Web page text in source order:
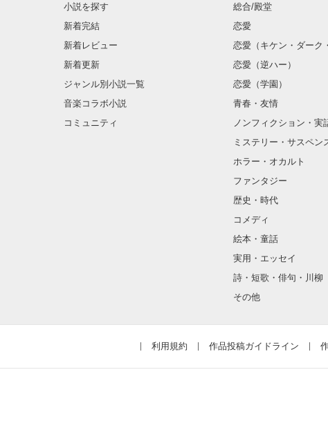
小説を探す
新着完結
新着レビュー
新着更新
ジャンル別小説一覧
音楽コラボ小説
コミュニティ
総合/殿堂
恋愛
恋愛（キケン・ダーク
恋愛（逆ハー）
恋愛（学園）
青春・友情
ノンフィクション・実
ミステリー・サスペン
ホラー・オカルト
ファンタジー
歴史・時代
コメディ
絵本・童話
実用・エッセイ
詩・短歌・俳句・川柳
その他
利用規約 作品投稿ガイドライン